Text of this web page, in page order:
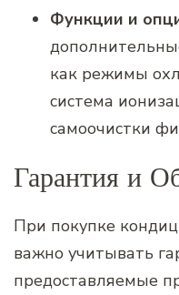
Функции и
как режимы
система
самоочистки
Гарантия и
При покупке
важно учитывать
предоставляемые